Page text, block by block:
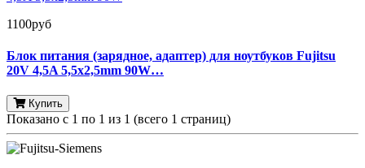
1100руб
Блок питания (зарядное, адаптер) для ноутбуков Fujitsu
20V 4,5A 5,5x2,5mm 90W…
Купить
Показано с 1 по 1 из 1 (всего 1 страниц)